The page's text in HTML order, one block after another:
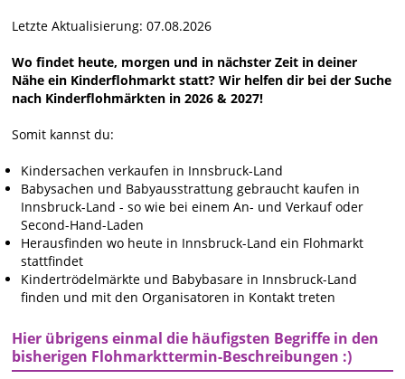
Letzte Aktualisierung: 07.08.2026
Wo findet heute, morgen und in nächster Zeit in deiner
Nähe ein Kinderflohmarkt statt? Wir helfen dir bei der Suche
nach Kinderflohmärkten in 2026 & 2027!
Somit kannst du:
Kindersachen verkaufen in Innsbruck-Land
Babysachen und Babyausstrattung gebraucht kaufen in
Innsbruck-Land - so wie bei einem An- und Verkauf oder
Second-Hand-Laden
Herausfinden wo heute in Innsbruck-Land ein Flohmarkt
stattfindet
Kindertrödelmärkte und Babybasare in Innsbruck-Land
finden und mit den Organisatoren in Kontakt treten
Hier übrigens einmal die häufigsten Begriffe in den
bisherigen Flohmarkttermin-Beschreibungen :)